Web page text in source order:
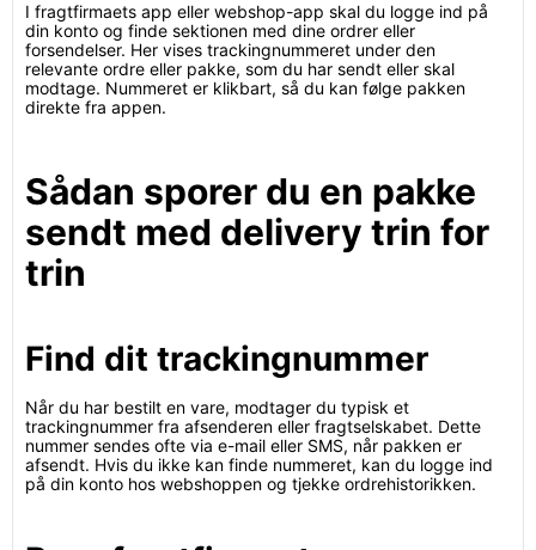
I fragtfirmaets app eller webshop-app skal du logge ind på
din konto og finde sektionen med dine ordrer eller
forsendelser. Her vises trackingnummeret under den
relevante ordre eller pakke, som du har sendt eller skal
modtage. Nummeret er klikbart, så du kan følge pakken
direkte fra appen.
Sådan sporer du en pakke
sendt med delivery trin for
trin
Find dit trackingnummer
Når du har bestilt en vare, modtager du typisk et
trackingnummer fra afsenderen eller fragtselskabet. Dette
nummer sendes ofte via e-mail eller SMS, når pakken er
afsendt. Hvis du ikke kan finde nummeret, kan du logge ind
på din konto hos webshoppen og tjekke ordrehistorikken.